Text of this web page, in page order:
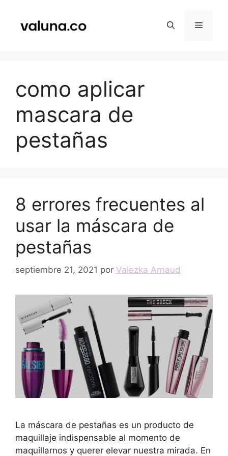
contenido
Menú
como aplicar
mascara de
pestañas
8 errores frecuentes al
usar la máscara de
pestañas
septiembre 21, 2021 por Valezka Arnaud
La máscara de pestañas es un producto de
maquillaje indispensable al momento de
maquillarnos y querer elevar nuestra mirada. En